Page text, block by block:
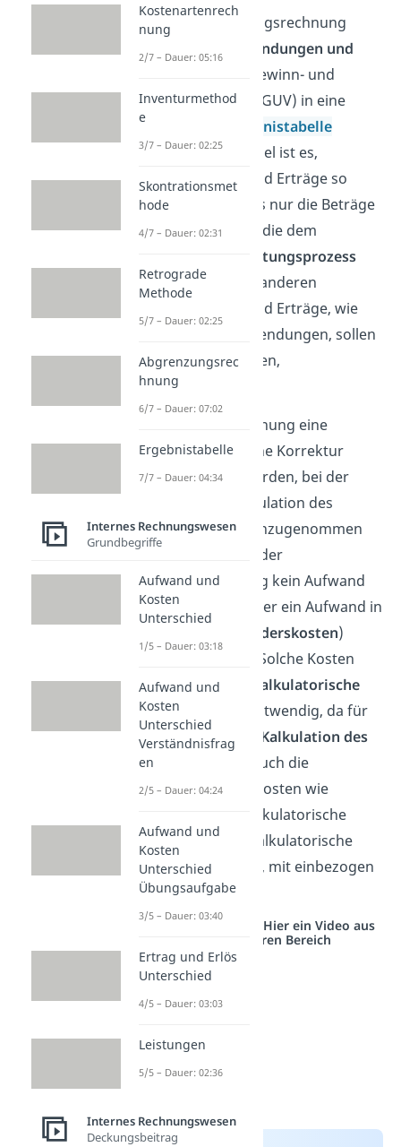
Bei der Abgrenzungsrechnung
werden die
Aufwendungen und
aus der Gewinn- und
Verlustrechnung (GUV) in eine
sogenannte
Ergebnistabelle
übertragen. Das Ziel ist es,
Aufwendungen und Erträge so
abzugrenzen, dass nur die Beträge
bestehen bleiben, die dem
betrieblichen Leistungsprozess
entstammen. Alle anderen
Aufwendungen und Erträge, wie
z.B. Spendenaufwendungen, sollen
neutralisiert werden,
Abgrenzungsrechnung eine
kostenrechnerische Korrektur
vorgenommen werden, bei der
Kosten in die Kalkulation des
Produktpreises hinzugenommen
werden, denen in der
Finanzbuchhaltung kein Aufwand
(Zusatzkosten
) oder ein Aufwand in
Anderskosten)
gegenüber steht. Solche Kosten
nennt man auch
kalkulatorische
Kosten
. Dies ist notwendig, da für
einevollständige Kalkulation des
Produktpreises
, auch die
kalkulatorischen Kosten wie
beispielsweise, kalkulatorische
Zinsen oder der kalkulatorische
Unternehmerlohn, mit einbezogen
werden müssen.
Studyflix vernetzt: Hier ein Video aus
einem anderen Bereich
Kostenartenrech
nung
2/7 – Dauer: 05:16
Inventurmethod
e
3/7 – Dauer: 02:25
Skontrationsmet
hode
4/7 – Dauer: 02:31
Retrograde
Methode
5/7 – Dauer: 02:25
Abgrenzungsrec
hnung
6/7 – Dauer: 07:02
Ergebnistabelle
7/7 – Dauer: 04:34
Internes Rechnungswesen
Grundbegriffe
Aufwand und
Kosten
Unterschied
1/5 – Dauer: 03:18
Aufwand und
Kosten
Unterschied
Verständnisfrag
en
2/5 – Dauer: 04:24
Aufwand und
Kosten
Unterschied
Übungsaufgabe
3/5 – Dauer: 03:40
Ertrag und Erlös
Unterschied
4/5 – Dauer: 03:03
Leistungen
5/5 – Dauer: 02:36
Internes Rechnungswesen
Deckungsbeitrag